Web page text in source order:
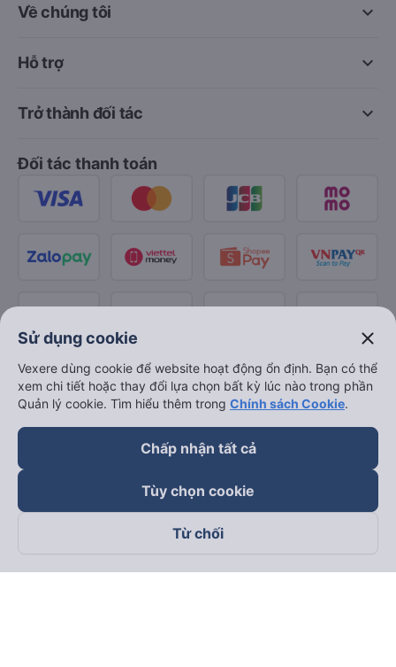
keyboard_arrow_down
Về chúng tôi
keyboard_arrow_down
Hỗ trợ
keyboard_arrow_down
Trở thành đối tác
Đối tác thanh toán
Theo dõi chúng tôi trên
Sử dụng cookie close
Vexere dùng cookie để website hoạt động ổn định. Bạn có thể
xem chi tiết hoặc thay đổi lựa chọn bất kỳ lúc nào trong phần
Quản lý cookie. Tìm hiểu thêm trong Chính sách Cookie.
Chấp nhận tất cả
Tùy chọn cookie
Từ chối